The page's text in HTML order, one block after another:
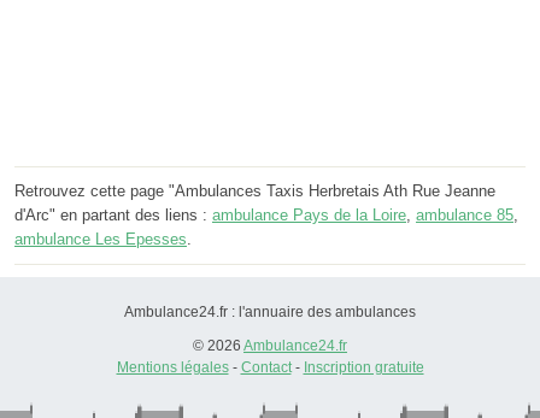
Retrouvez cette page "Ambulances Taxis Herbretais Ath Rue Jeanne
d'Arc" en partant des liens : ambulance Pays de la Loire ambulance 85
ambulance Les Epesses
Ambulance24.fr : l'annuaire des ambulances
© 2026 Ambulance24.fr
Mentions légales- Contact- Inscription gratuite